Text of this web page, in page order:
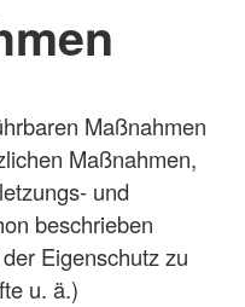
Maßnahmen
Maßnahmen,
und
beschrieben
Eigenschutz zu
u. ä.)